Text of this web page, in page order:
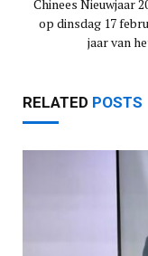
Chinees Nieuwjaar
op dinsdag 17
jaar van
RELATED POSTS